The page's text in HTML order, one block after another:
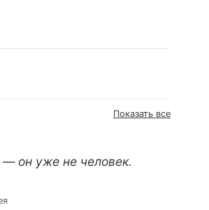
Показать все
— он уже не человек.